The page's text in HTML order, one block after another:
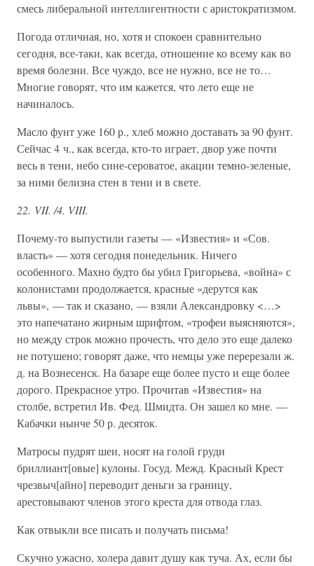
смесь либеральной интеллигентности с аристократизмом.
Погода отличная, но, хотя и спокоен сравнительно
сегодня, все-таки, как всегда, отношение ко всему как во
время болезни. Все чуждо, все не нужно, все не то…
Многие говорят, что им кажется, что лето еще не
начиналось.
Масло фунт уже 160 р., хлеб можно доставать за 90 фунт.
Сейчас 4 ч., как всегда, кто-то играет, двор уже почти
весь в тени, небо сине-сероватое, акации темно-зеленые,
за ними белизна стен в тени и в свете.
22. VII. /4. VIII.
Почему-то выпустили газеты — «Известия» и «Сов.
власть» — хотя сегодня понедельник. Ничего
особенного. Махно будто бы убил Григорьева, «война» с
колонистами продолжается, красные «дерутся как
львы», — так и сказано, — взяли Александровку <…>
это напечатано жирным шрифтом, «трофеи выясняются»,
но между строк можно прочесть, что дело это еще далеко
не потушено; говорят даже, что немцы уже перерезали ж.
д. на Вознесенск. На базаре еще более пусто и еще более
дорого. Прекрасное утро. Прочитав «Известия» на
столбе, встретил Ив. Фед. Шмидта. Он зашел ко мне. —
Кабачки нынче 50 р. десяток.
Матросы пудрят шеи, носят на голой груди
бриллиант[овые] кулоны. Госуд. Межд. Красный Крест
чрезвыч[айно] переводит деньги за границу,
арестовывают членов этого креста для отвода глаз.
Как отвыкли все писать и получать письма!
Скучно ужасно, холера давит душу как туча. Ах, если бы